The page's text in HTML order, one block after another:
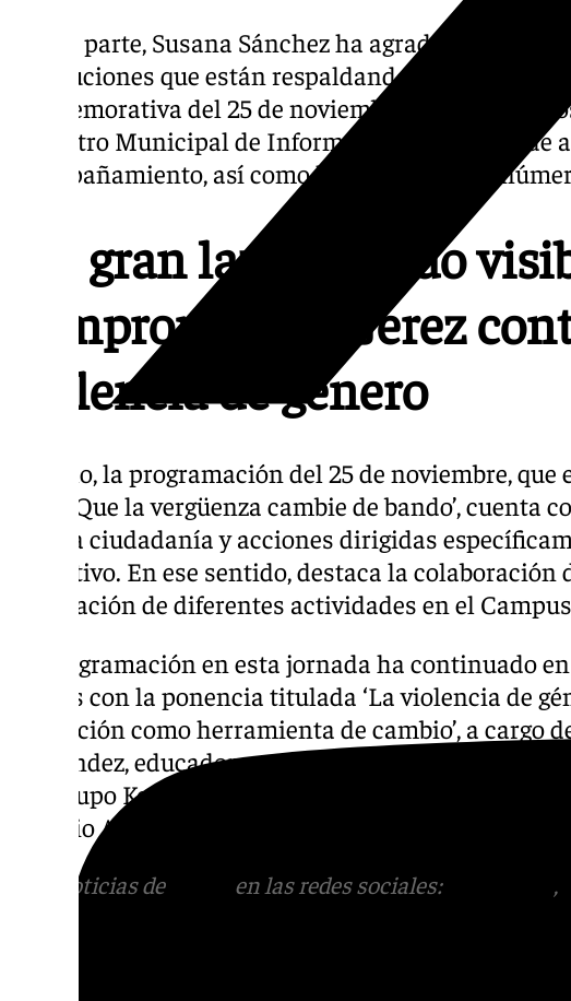
Por su parte, Susana Sánchez ha agradecido la
instituciones que están respaldando la
conmemorativa del 25 de noviembre, recordando
el Centro Municipal de Información a la Mujer de
acompañamiento, así como la existencia del
Un gran lazo morado
compromiso de Jerez
violencia de género
Por ello, la programación del 25 de noviembre,
lema ‘Que la vergüenza cambie de bando’, cuenta
toda la ciudadanía y acciones dirigidas
educativo. En ese sentido, destaca la colaboración
celebración de diferentes actividades en el
La programación en esta jornada ha continuado
Indess con la ponencia titulada ‘La violencia de
Educación como herramienta de cambio’, a cargo
Fernández, educadora social, técnica de apoyo a
del Grupo Koremi, dentro de las actividades que la
Espacio Abierto a la Ciudadanía.
Más noticias de en las redes sociales: ,